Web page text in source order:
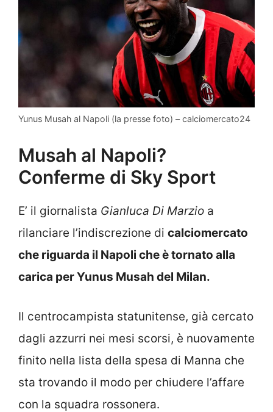
Yunus Musah al Napoli (la presse foto) – calciomercato24
Musah al Napoli?
Conferme di Sky Sport
E’ il giornalista Gianluca Di Marzio a
rilanciare l’indiscrezione di calciomercato
che riguarda il Napoli che è tornato alla
carica per Yunus Musah del Milan.
Il centrocampista statunitense, già cercato
dagli azzurri nei mesi scorsi, è nuovamente
finito nella lista della spesa di Manna che
sta trovando il modo per chiudere l’affare
con la squadra rossonera.